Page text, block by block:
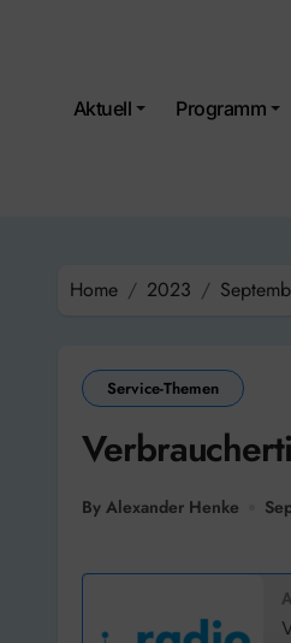
Aktuell Programm
Home 2023
Service-Themen
By Alexander Henke